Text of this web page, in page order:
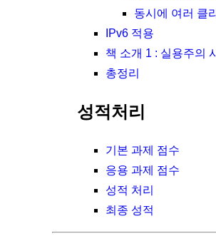
동시에 여러 클
IPv6 적용
책 소개 1 : 실용주의
총정리
성적처리
기본 과제 점수
응용 과제 점수
성적 처리
최종 성적